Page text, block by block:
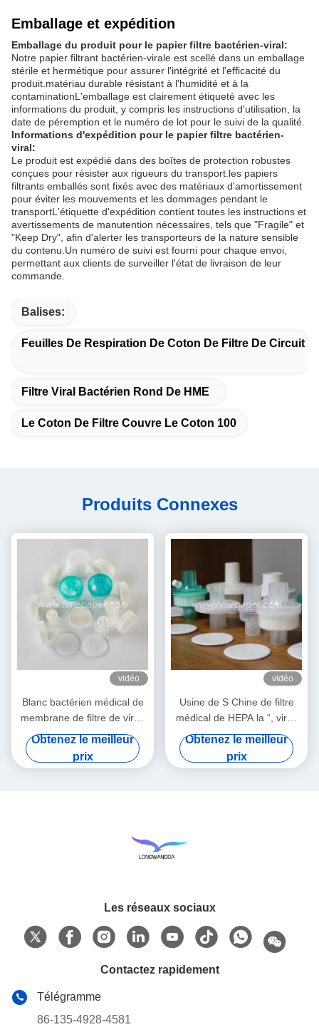
Emballage et expédition
Emballage du produit pour le papier filtre bactérien-viral:
Notre papier filtrant bactérien-virale est scellé dans un emballage
stérile et hermétique pour assurer l'intégrité et l'efficacité du
produit.matériau durable résistant à l'humidité et à la
contaminationL'emballage est clairement étiqueté avec les
informations du produit, y compris les instructions d'utilisation, la
date de péremption et le numéro de lot pour le suivi de la qualité.
Informations d'expédition pour le papier filtre bactérien-
viral:
Le produit est expédié dans des boîtes de protection robustes
conçues pour résister aux rigueurs du transport.les papiers
filtrants emballés sont fixés avec des matériaux d'amortissement
pour éviter les mouvements et les dommages pendant le
transportL'étiquette d'expédition contient toutes les instructions et
avertissements de manutention nécessaires, tels que "Fragile" et
"Keep Dry", afin d'alerter les transporteurs de la nature sensible
du contenu.Un numéro de suivi est fourni pour chaque envoi,
permettant aux clients de surveiller l'état de livraison de leur
commande.
Balises:
Feuilles De Respiration De Coton De Filtre De Circuit
Filtre Viral Bactérien Rond De HME
Le Coton De Filtre Couvre Le Coton 100
Produits Connexes
vidéo
Blanc bactérien médical de
membrane de filtre de virus
de HME
Obtenez le meilleur
prix
vidéo
Usine de S Chine de filtre
médical de HEPA la “, virus
bactériens de BEF 99,99%
Obtenez le meilleur
prix
Les réseaux sociaux
Contactez rapidement
Télégramme
86-135-4928-4581